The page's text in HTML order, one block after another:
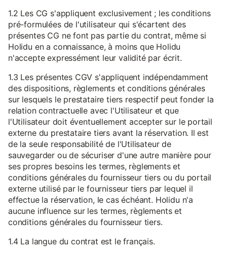
1.2 Les CG s'appliquent exclusivement ; les conditions
pré-formulées de l'utilisateur qui s'écartent des
présentes CG ne font pas partie du contrat, même si
Holidu en a connaissance, à moins que Holidu
n'accepte expressément leur validité par écrit.
1.3 Les présentes CGV s'appliquent indépendamment
des dispositions, règlements et conditions générales
sur lesquels le prestataire tiers respectif peut fonder la
relation contractuelle avec l'Utilisateur et que
l'Utilisateur doit éventuellement accepter sur le portail
externe du prestataire tiers avant la réservation. Il est
de la seule responsabilité de l'Utilisateur de
sauvegarder ou de sécuriser d'une autre manière pour
ses propres besoins les termes, règlements et
conditions générales du fournisseur tiers ou du portail
externe utilisé par le fournisseur tiers par lequel il
effectue la réservation, le cas échéant. Holidu n'a
aucune influence sur les termes, règlements et
conditions générales du fournisseur tiers.
1.4 La langue du contrat est le français.